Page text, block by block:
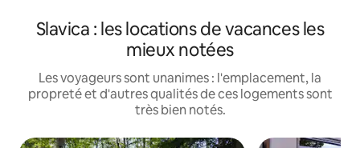
Slavica : les locations de vacances les
mieux notées
Les voyageurs sont unanimes : l'emplacement, la
propreté et d'autres qualités de ces logements sont
très bien notés.